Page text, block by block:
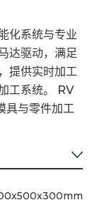
化系统与专业
达驱动，满足
提供实时加工
工系统。 RV
具与零件加工